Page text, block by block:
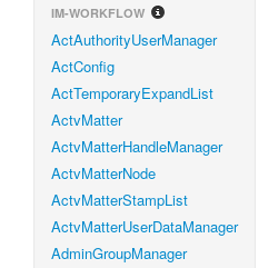
IM-WORKFLOW
ActAuthorityUserManager
ActConfig
ActTemporaryExpandList
ActvMatter
ActvMatterHandleManager
ActvMatterNode
ActvMatterStampList
ActvMatterUserDataManager
AdminGroupManager